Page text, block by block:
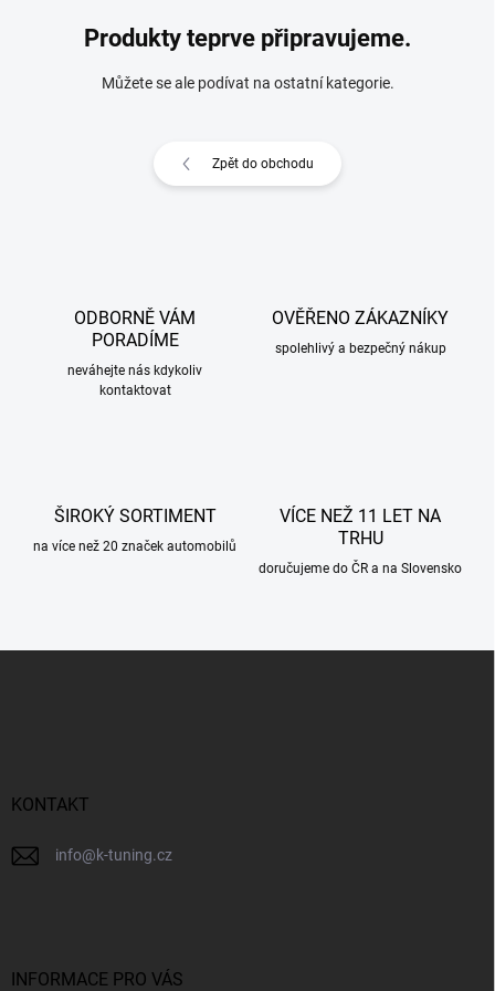
Produkty teprve připravujeme.
Můžete se ale podívat na ostatní kategorie.
Zpět do obchodu
ODBORNĚ VÁM
PORADÍME
neváhejte nás kdykoliv
kontaktovat
OVĚŘENO ZÁKAZNÍKY
spolehlivý a bezpečný nákup
ŠIROKÝ SORTIMENT
na více než 20 značek automobilů
VÍCE NEŽ 11 LET NA
TRHU
doručujeme do ČR a na Slovensko
KONTAKT
info@k-tuning.cz
INFORMACE PRO VÁS